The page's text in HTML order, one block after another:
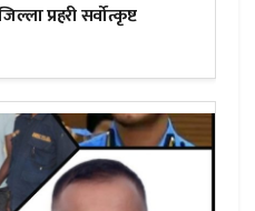
प्रहरी सर्वोत्कृष्ट